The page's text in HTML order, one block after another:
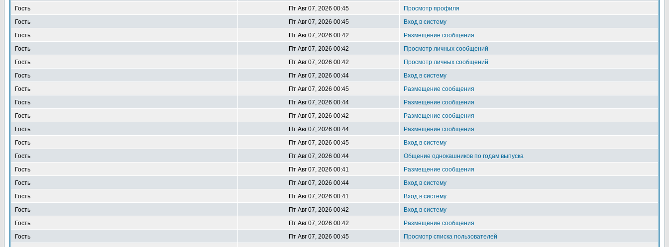
Гость
Пт Авг 07, 2026 00:45
Просмотр профиля
Гость
Пт Авг 07, 2026 00:45
Вход в систему
Гость
Пт Авг 07, 2026 00:42
Размещение сообщения
Гость
Пт Авг 07, 2026 00:42
Просмотр личных сообщений
Гость
Пт Авг 07, 2026 00:42
Просмотр личных сообщений
Гость
Пт Авг 07, 2026 00:44
Вход в систему
Гость
Пт Авг 07, 2026 00:45
Размещение сообщения
Гость
Пт Авг 07, 2026 00:44
Размещение сообщения
Гость
Пт Авг 07, 2026 00:42
Размещение сообщения
Гость
Пт Авг 07, 2026 00:44
Размещение сообщения
Гость
Пт Авг 07, 2026 00:45
Вход в систему
Гость
Пт Авг 07, 2026 00:44
Общение однокашников по годам выпуска
Гость
Пт Авг 07, 2026 00:41
Размещение сообщения
Гость
Пт Авг 07, 2026 00:44
Вход в систему
Гость
Пт Авг 07, 2026 00:41
Вход в систему
Гость
Пт Авг 07, 2026 00:42
Вход в систему
Гость
Пт Авг 07, 2026 00:42
Размещение сообщения
Гость
Пт Авг 07, 2026 00:45
Просмотр списка пользователей